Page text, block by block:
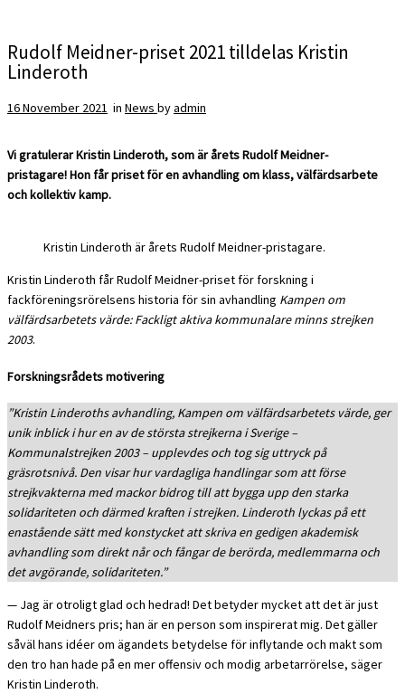
Rudolf Meidner-priset 2021 tilldelas Kristin
Linderoth
16 November 2021 in News byadmin
Vi gratulerar Kristin Linderoth, som är årets Rudolf Meidner-
pristagare!Hon får priset för en avhandling om klass, välfärdsarbete
och kollektiv kamp.
Kristin Linderoth är årets Rudolf Meidner-pristagare.
Kristin Linderoth fårRudolf Meidner-priset för forskning i
fackföreningsrörelsens historia för sin avhandling Kampen om
välfärdsarbetets värde: Fackligt aktiva kommunalare minns strejken
2003.
Forskningsrådets motivering
”Kristin Linderoths avhandling, Kampen om välfärdsarbetets värde, ger
unik inblick i hur en av de största strejkerna i Sverige –
Kommunalstrejken 2003 ­– upplevdes och tog sig uttryck på
gräsrotsnivå. Den visar hur vardagliga handlingar som att förse
strejkvakterna med mackor bidrog till att bygga upp den starka
solidariteten och därmed kraften i strejken. Linderoth lyckas på ett
enastående sätt med konstycket att skriva en gedigen akademisk
avhandling som direkt når och fångar de berörda, medlemmarna och
det avgörande, solidariteten.”
— Jag är otroligt glad och hedrad! Det betyder mycket att det är just
Rudolf Meidners pris; han är en person som inspirerat mig. Det gäller
såväl hans idéer om ägandets betydelse för inflytande och makt som
den tro han hade på en mer offensiv och modig arbetarrörelse, säger
Kristin Linderoth.